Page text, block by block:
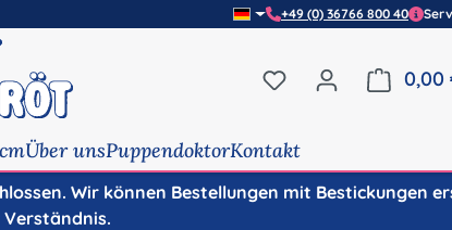
+49 (0) 36766 800 40
Du hast 0 Produkte
0,00
Über unsPuppendoktorKontakt
Wir können Bestellungen mit Bestickungen